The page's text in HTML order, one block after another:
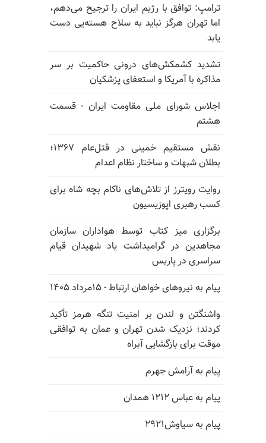
ترامپ: توافق با رژیم ایران را ترجیح می‌دهم،
اما تهران هرگز نباید به سلاح هسته‌یی دست
یابد
تشدید کشمکش‌های درونی حاکمیت بر سر
مذاکره با آمریکا و استعفای پزشکیان
اجلاس شورای ملی مقاومت ایران - قسمت
هشتم
نقش مستقیم خمینی در قتل‌عام ۱۳۶۷؛
بطلان شبهات و ساختار نظام اعدام
روایت رویترز از تلاش‌های ناکام بچه شاه برای
کسب رهبری اپوزیسیون
برگزاری میز کتاب توسط هواداران سازمان
مجاهدین در گرامیداشت یاد شهیدان قیام
سراسری در پاریس
پیام به نیروهای خواهان ارتباط - ۱۵مرداد ۱۴۰۵
واشنگتن و لندن بر امنیت تنگه هرمز تأکید
کردند؛ نزدیک شدن تهران و عمان به توافقی
موقت برای بازگشایی آبراه
پیام به آرامش جهرم
پیام به عباس ۱۲۱۲ همدان
پیام به سیاوش۲۹۲۱